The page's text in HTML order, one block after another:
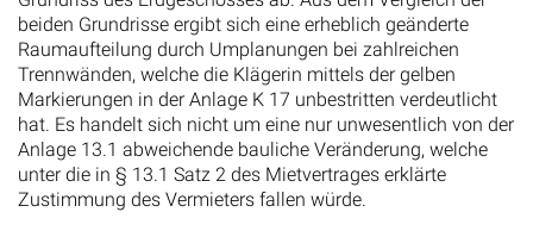
beiden Grundrisse ergibt sich eine erheblich geänderte
Raumaufteilung durch Umplanungen bei zahlreichen
Trennwänden, welche die Klägerin mittels der gelben
Markierungen in der Anlage K 17 unbestritten verdeutlicht
hat. Es handelt sich nicht um eine nur unwesentlich von der
Anlage 13.1 abweichende bauliche Veränderung, welche
unter die in § 13.1 Satz 2 des Mietvertrages erklärte
Zustimmung des Vermieters fallen würde.